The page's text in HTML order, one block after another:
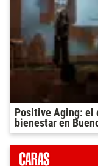
Positive Aging: el
bienestar en